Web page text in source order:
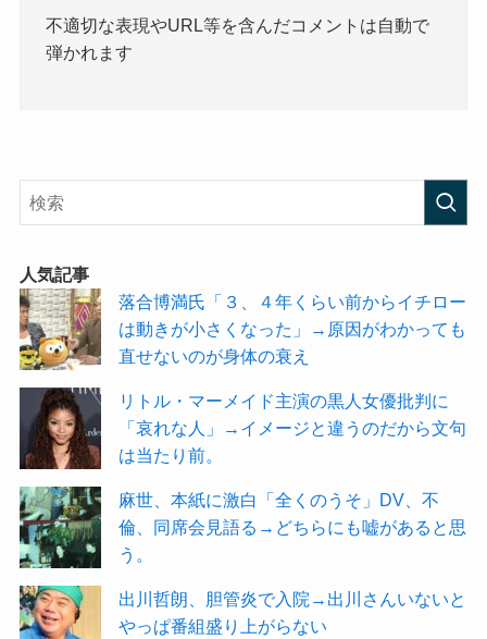
不適切な表現やURL等を含んだコメントは自動で
弾かれます
人気記事
落合博満氏「３、４年くらい前からイチロー
は動きが小さくなった」→原因がわかっても
直せないのが身体の衰え
リトル・マーメイド主演の黒人女優批判に
「哀れな人」→イメージと違うのだから文句
は当たり前。
麻世、本紙に激白「全くのうそ」DV、不
倫、同席会見語る→どちらにも嘘があると思
う。
出川哲朗、胆管炎で入院→出川さんいないと
やっぱ番組盛り上がらない